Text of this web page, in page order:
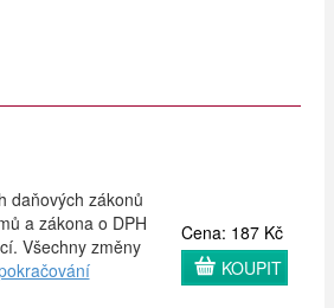
daňových zákonů
a zákona o DPH
Všechny změny
Cena: 187 Kč
KOUPIT